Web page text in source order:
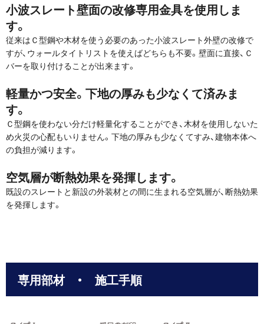
小波スレート壁面の改修専用金具を使用しま
す。
従来はＣ型鋼や木材を使う必要のあった小波スレート外壁の改修で
すが、ウォールタイトリストを使えばどちらも不要。壁面に直接、Ｃ
バーを取り付けることが出来ます。
軽量かつ安全。下地の厚みも少なくて済みま
す。
Ｃ型鋼を使わない分だけ軽量化することができ、木材を使用しないた
め火災の心配もいりません。下地の厚みも少なくてすみ、建物本体へ
の負担が減ります。
空気層が断熱効果を発揮します。
既設のスレートと新設の外装材との間に生まれる空気層が、断熱効果
を発揮します。
専用部材 ・ 施工手順